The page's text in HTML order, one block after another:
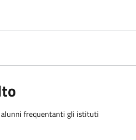
frequentanti gli istituti